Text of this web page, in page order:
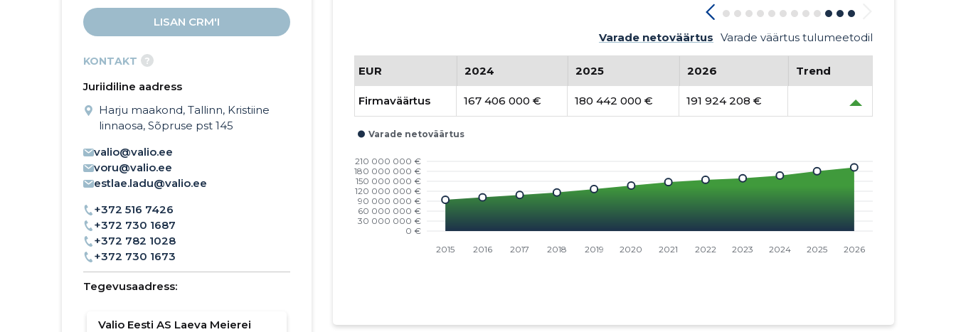
LISAN CRM'I
KONTAKT ?
Juriidiline aadress
Harju maakond, Tallinn, Kristiine
linnaosa, Sõpruse pst 145
valio@valio.ee
voru@valio.ee
estlae.ladu@valio.ee
+372 516 7426
+372 730 1687
+372 782 1028
+372 730 1673
Tegevusaadress:
Valio Eesti AS Laeva Meierei
Varade netoväärtus Varade väärtus tulumeetodil
EUR 2024 2025 2026 Trend
Firmaväärtus 167 406 000 € 180 442 000 € 191 924 208 €